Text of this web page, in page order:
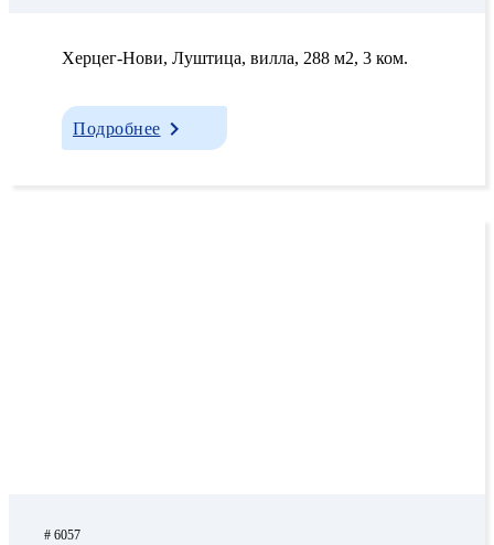
Херцег-Нови, Луштица, вилла, 288 м2, 3 ком.
Подробнее
# 6057